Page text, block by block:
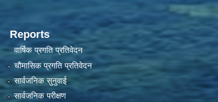
Reports
वार्षिक प्रगति प्रतिवेदन
चौमासिक प्रगति प्रतिवेदन
सार्वजनिक सुनुवाई
सार्वजनिक परीक्षण